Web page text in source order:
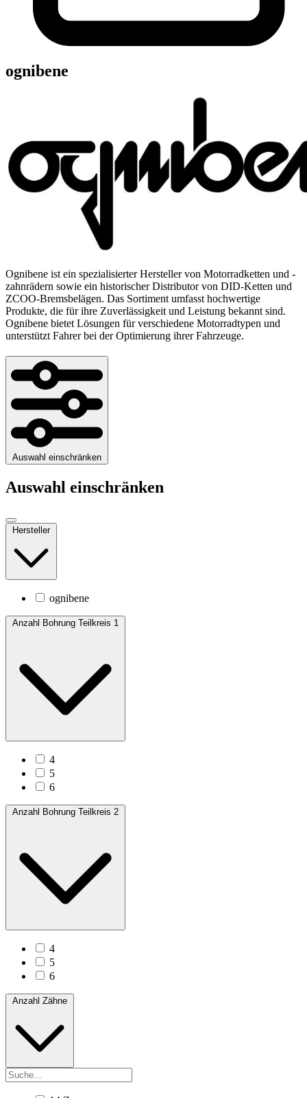
ognibene
Ognibene ist ein spezialisierter Hersteller von Motorradketten und -
zahnrädern sowie ein historischer Distributor von DID-Ketten und
ZCOO-Bremsbelägen. Das Sortiment umfasst hochwertige
Produkte, die für ihre Zuverlässigkeit und Leistung bekannt sind.
Ognibene bietet Lösungen für verschiedene Motorradtypen und
unterstützt Fahrer bei der Optimierung ihrer Fahrzeuge.
Auswahl einschränken
Auswahl einschränken
Hersteller
ognibene
Anzahl Bohrung Teilkreis 1
4
5
6
Anzahl Bohrung Teilkreis 2
4
5
6
Anzahl Zähne